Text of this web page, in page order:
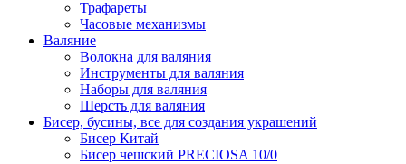
Трафареты
Часовые механизмы
Валяние
Волокна для валяния
Инструменты для валяния
Наборы для валяния
Шерсть для валяния
Бисер, бусины, все для создания украшений
Бисер Китай
Бисер чешский PRECIOSA 10/0